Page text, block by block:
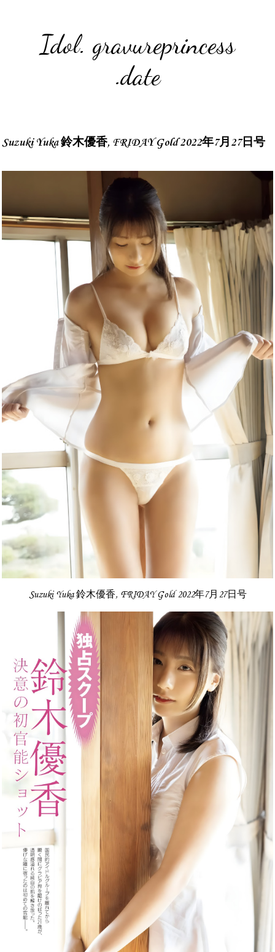
Idol. gravureprincess
.date
Suzuki Yuka 鈴木優香, FRIDAY Gold 2022年7月27日号
Suzuki Yuka 鈴木優香, FRIDAY Gold 2022年7月27日号